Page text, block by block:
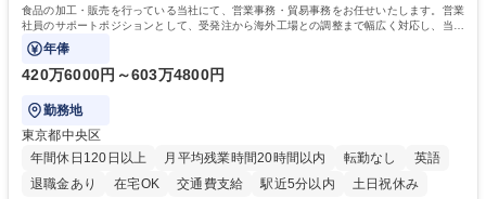
食品の加工・販売を行っている当社にて、営業事務・貿易事務をお任せいたします。営業
社員のサポートポジションとして、受発注から海外工場との調整まで幅広く対応し、当社
事業の根幹を支えていただきます。
年俸
420万6000円～603万4800円
勤務地
東京都中央区
年間休日120日以上
月平均残業時間20時間以内 転勤なし
英語
退職金あり
在宅OK 交通費支給 駅近5分以内 土日祝休み